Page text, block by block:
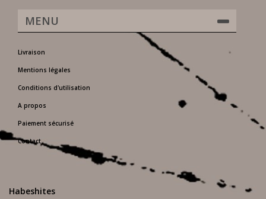
MENU
Livraison
Mentions légales
Conditions d'utilisation
A propos
Paiement sécurisé
Contact
Habeshites